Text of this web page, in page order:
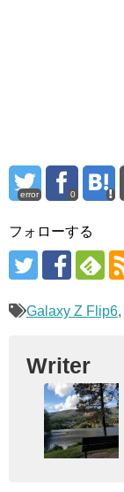
error 0
フォローする
Galaxy Z Flip6,
Writer